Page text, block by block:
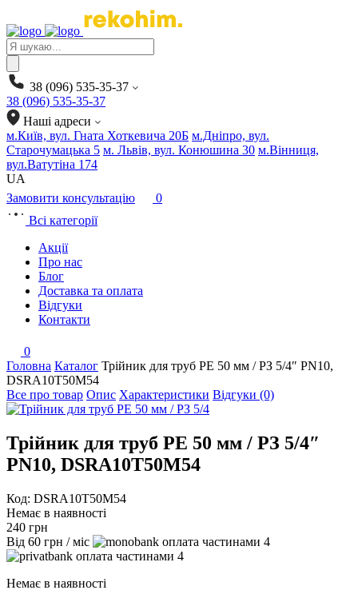
Products
search
38 (096) 535-35-37
38 (096) 535-35-37
Наші адреси
м.Київ, вул. Гната Хоткевича 20Б м.Дніпро, вул.
Старочумацька 5 м. Львів, вул. Конюшина 30 м.Вінниця,
вул.Ватутіна 174
UA
Замовити консультацію
0
Всі категорії
Акції
Про нас
Блог
Доставка та оплата
Відгуки
Контакти
0
Головна Каталог Трійник для труб PE 50 мм / РЗ 5/4″ PN10,
DSRA10T50M54
Все про товар Опис Характеристики Відгуки (0)
Трійник для труб PE 50 мм / РЗ 5/4″
PN10, DSRA10T50M54
Код: DSRA10T50M54
Немає в наявності
240 грн
Від 60 грн / міс
4
4
Немає в наявності